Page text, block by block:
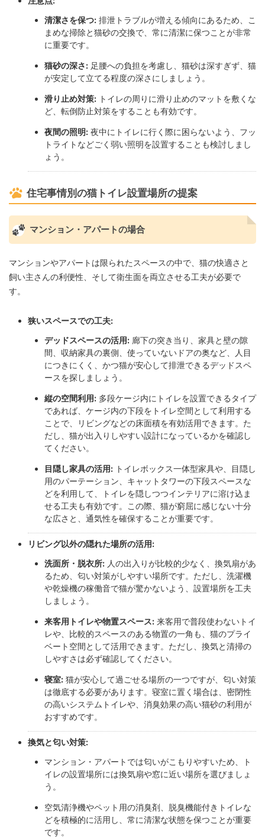
清潔さを保つ: 排泄トラブルが増える傾向にあるため、こ
まめな掃除と猫砂の交換で、常に清潔に保つことが非常
に重要です。
猫砂の深さ: 足腰への負担を考慮し、猫砂は深すぎず、猫
が安定して立てる程度の深さにしましょう。
滑り止め対策: トイレの周りに滑り止めのマットを敷くな
ど、転倒防止対策をすることも有効です。
夜間の照明: 夜中にトイレに行く際に困らないよう、フッ
トライトなどごく弱い照明を設置することも検討しまし
ょう。
住宅事情別の猫トイレ設置場所の提案
マンション・アパートの場合
マンションやアパートは限られたスペースの中で、猫の快適さと
飼い主さんの利便性、そして衛生面を両立させる工夫が必要で
す。
狭いスペースでの工夫:
デッドスペースの活用: 廊下の突き当り、家具と壁の隙
間、収納家具の裏側、使っていないドアの奥など、人目
につきにくく、かつ猫が安心して排泄できるデッドスペ
ースを探しましょう。
縦の空間利用: 多段ケージ内にトイレを設置できるタイプ
であれば、ケージ内の下段をトイレ空間として利用する
ことで、リビングなどの床面積を有効活用できます。た
だし、猫が出入りしやすい設計になっているかを確認し
てください。
目隠し家具の活用: トイレボックス一体型家具や、目隠し
用のパーテーション、キャットタワーの下段スペースな
どを利用して、トイレを隠しつつインテリアに溶け込ま
せる工夫も有効です。この際、猫が窮屈に感じない十分
な広さと、通気性を確保することが重要です。
リビング以外の隠れた場所の活用:
洗面所・脱衣所: 人の出入りが比較的少なく、換気扇があ
るため、匂い対策がしやすい場所です。ただし、洗濯機
や乾燥機の稼働音で猫が驚かないよう、設置場所を工夫
しましょう。
来客用トイレや物置スペース: 来客用で普段使わないトイ
レや、比較的スペースのある物置の一角も、猫のプライ
ベート空間として活用できます。ただし、換気と清掃の
しやすさは必ず確認してください。
寝室: 猫が安心して過ごせる場所の一つですが、匂い対策
は徹底する必要があります。寝室に置く場合は、密閉性
の高いシステムトイレや、消臭効果の高い猫砂の利用が
おすすめです。
換気と匂い対策:
マンション・アパートでは匂いがこもりやすいため、ト
イレの設置場所には換気扇や窓に近い場所を選びましょ
う。
空気清浄機やペット用の消臭剤、脱臭機能付きトイレな
どを積極的に活用し、常に清潔な状態を保つことが重要
です。